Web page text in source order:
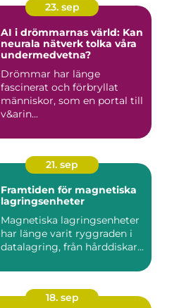
23. sep
AI i drömmarnas värld: Kan
neurala nätverk tolka våra
undermedvetna?
Drömmar har länge
fascinerat och förbryllat
människor, som en portal till
v&arin...
21. sep
Framtiden för magnetiska
lagringsenheter
Magnetiska lagringsenheter
har länge varit ryggraden i
datalagring, från hårddiskar...
18. sep